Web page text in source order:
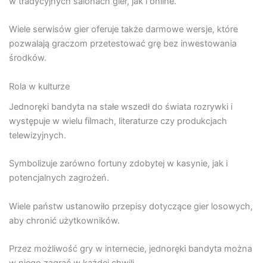
Wiele serwisów gier oferuje także darmowe wersje, które
pozwalają graczom przetestować grę bez inwestowania
środków.
Rola w kulturze
Jednoręki bandyta na stałe wszedł do świata rozrywki i
występuje w wielu filmach, literaturze czy produkcjach
telewizyjnych.
Symbolizuje zarówno fortuny zdobytej w kasynie, jak i
potencjalnych zagrożeń.
Wiele państw ustanowiło przepisy dotyczące gier losowych,
aby chronić użytkowników.
Przez możliwość gry w internecie, jednoręki bandyta można